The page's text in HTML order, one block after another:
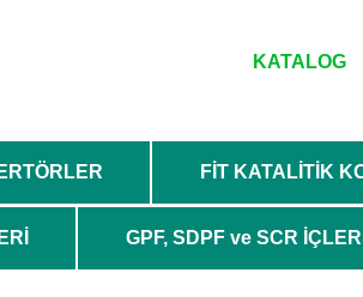
KATALOG
FİT KATALİTİK
GPF, SDPF ve SCR İÇLERİ